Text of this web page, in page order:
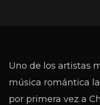
Uno de los artistas
música romántica
por primera vez a